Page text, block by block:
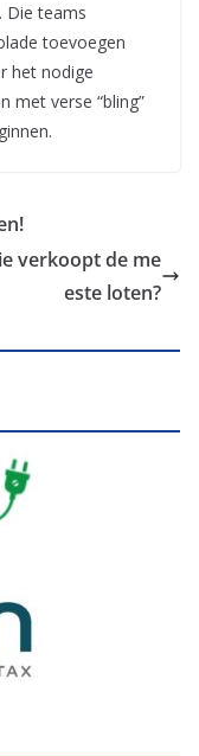
Die teams
toevoegen
het nodige
met verse “bling”
verkoopt de me
este loten?